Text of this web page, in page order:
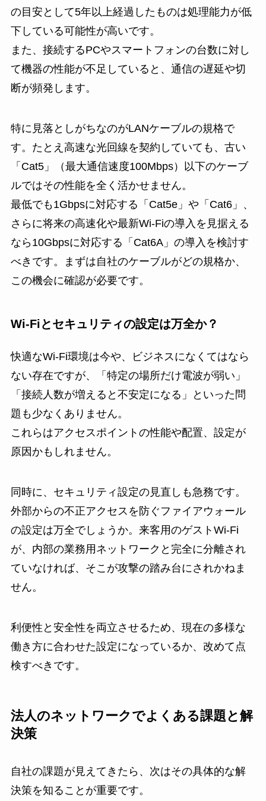
の目安として5年以上経過したものは処理能力が低
下している可能性が高いです。
また、接続するPCやスマートフォンの台数に対し
て機器の性能が不足していると、通信の遅延や切
断が頻発します。
特に見落としがちなのがLANケーブルの規格で
す。たとえ高速な光回線を契約していても、古い
「Cat5」（最大通信速度100Mbps）以下のケーブ
ルではその性能を全く活かせません。
最低でも1Gbpsに対応する「Cat5e」や「Cat6」、
さらに将来の高速化や最新Wi-Fiの導入を見据える
なら10Gbpsに対応する「Cat6A」の導入を検討す
べきです。まずは自社のケーブルがどの規格か、
この機会に確認が必要です。
Wi-Fiとセキュリティの設定は万全か？
快適なWi-Fi環境は今や、ビジネスになくてはなら
ない存在ですが、「特定の場所だけ電波が弱い」
「接続人数が増えると不安定になる」といった問
題も少なくありません。
これらはアクセスポイントの性能や配置、設定が
原因かもしれません。
同時に、セキュリティ設定の見直しも急務です。
外部からの不正アクセスを防ぐファイアウォール
の設定は万全でしょうか。来客用のゲストWi-Fi
が、内部の業務用ネットワークと完全に分離され
ていなければ、そこが攻撃の踏み台にされかねま
せん。
利便性と安全性を両立させるため、現在の多様な
働き方に合わせた設定になっているか、改めて点
検すべきです。
法人のネットワークでよくある課題と解
決策
自社の課題が見えてきたら、次はその具体的な解
決策を知ることが重要です。